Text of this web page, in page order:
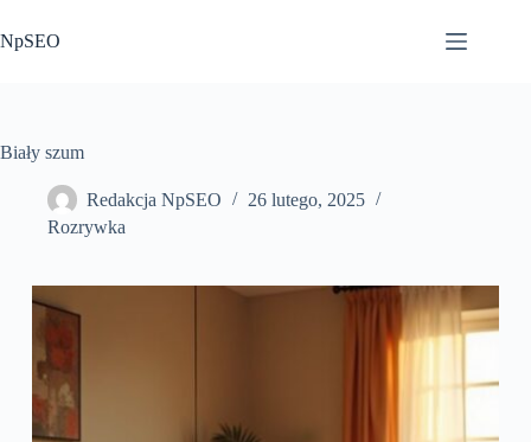
do
treści
NpSEO
Biały szum
Redakcja NpSEO
26 lutego, 2025
Rozrywka